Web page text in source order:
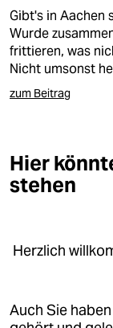
Gibt's in Aachen
Wurde
frittieren, was
Nicht umsonst
zum Beitrag
Hier
stehen
Herzlich
Auch Sie